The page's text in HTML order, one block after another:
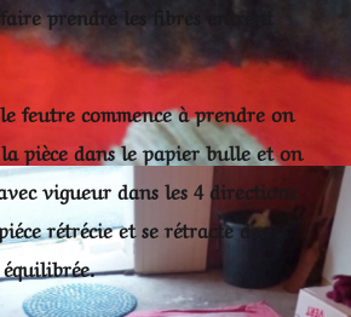
prendre les fibres entrent
feutre commence à prendre on
pièce dans le papier bulle et on
vigueur dans les 4 directions
rétrécie et se rétracte de